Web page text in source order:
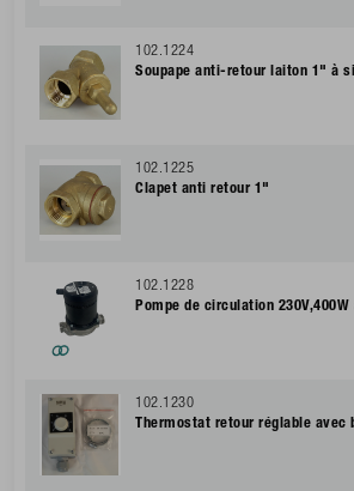
102.1224
Soupape anti-retour laiton 1" à
102.1225
Clapet anti retour 1"
102.1228
Pompe de circulation
102.1230
Thermostat retour réglable avec